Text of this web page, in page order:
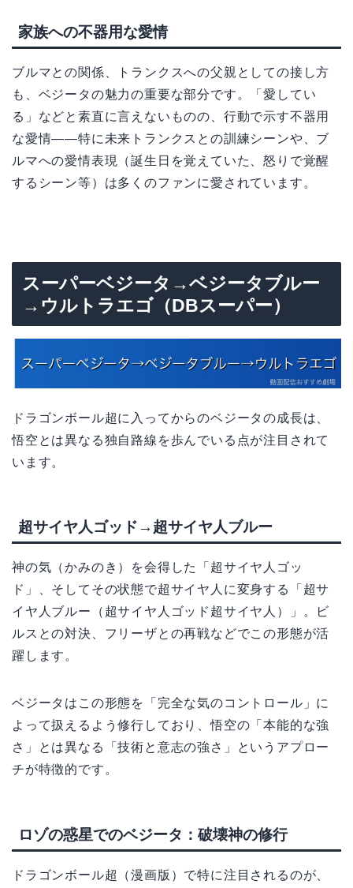
家族への不器用な愛情
ブルマとの関係、トランクスへの父親としての接し方
も、ベジータの魅力の重要な部分です。「愛してい
る」などと素直に言えないものの、行動で示す不器用
な愛情——特に未来トランクスとの訓練シーンや、ブ
ルマへの愛情表現（誕生日を覚えていた、怒りで覚醒
するシーン等）は多くのファンに愛されています。
スーパーベジータ→ベジータブルー
→ウルトラエゴ（DBスーパー）
ドラゴンボール超に入ってからのベジータの成長は、
悟空とは異なる独自路線を歩んでいる点が注目されて
います。
超サイヤ人ゴッド→超サイヤ人ブルー
神の気（かみのき）を会得した「超サイヤ人ゴッ
ド」、そしてその状態で超サイヤ人に変身する「超サ
イヤ人ブルー（超サイヤ人ゴッド超サイヤ人）」。ビ
ルスとの対決、フリーザとの再戦などでこの形態が活
躍します。
ベジータはこの形態を「完全な気のコントロール」に
よって扱えるよう修行しており、悟空の「本能的な強
さ」とは異なる「技術と意志の強さ」というアプロー
チが特徴的です。
ロゾの惑星でのベジータ：破壊神の修行
ドラゴンボール超（漫画版）で特に注目されるのが、